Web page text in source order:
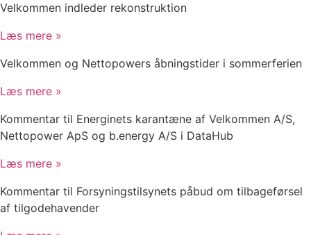
Velkommen indleder rekonstruktion
Læs mere »
Velkommen og Nettopowers åbningstider i sommerferien
Læs mere »
Kommentar til Energinets karantæne af Velkommen A/S,
Nettopower ApS og b.energy A/S i DataHub
Læs mere »
Kommentar til Forsyningstilsynets påbud om tilbageførsel
af tilgodehavender